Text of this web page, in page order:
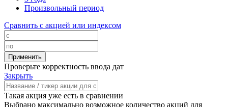
Произвольный период
Сравнить с акцией или индексом
Проверьте корректность ввода дат
Закрыть
Такая акция уже есть в сравнении
Выбрано максимально возможное количество акций для